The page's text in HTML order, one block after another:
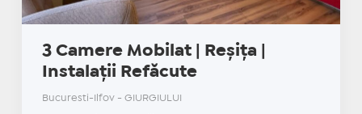
3 Camere Mobilat | Reșița |
Instalații Refăcute
Bucuresti-Ilfov - GIURGIULUI